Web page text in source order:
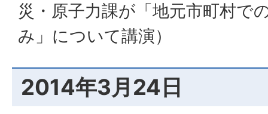
災・原子力課が「地元市町村で
み」について講演）
2014年3月24日